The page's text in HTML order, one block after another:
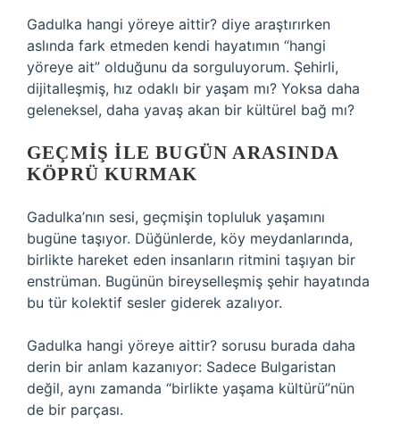
Gadulka hangi yöreye aittir? diye araştırırken
aslında fark etmeden kendi hayatımın “hangi
yöreye ait” olduğunu da sorguluyorum. Şehirli,
dijitalleşmiş, hız odaklı bir yaşam mı? Yoksa daha
geleneksel, daha yavaş akan bir kültürel bağ mı?
GEÇMIŞ ILE BUGÜN ARASINDA
KÖPRÜ KURMAK
Gadulka’nın sesi, geçmişin topluluk yaşamını
bugüne taşıyor. Düğünlerde, köy meydanlarında,
birlikte hareket eden insanların ritmini taşıyan bir
enstrüman. Bugünün bireyselleşmiş şehir hayatında
bu tür kolektif sesler giderek azalıyor.
Gadulka hangi yöreye aittir? sorusu burada daha
derin bir anlam kazanıyor: Sadece Bulgaristan
değil, aynı zamanda “birlikte yaşama kültürü”nün
de bir parçası.